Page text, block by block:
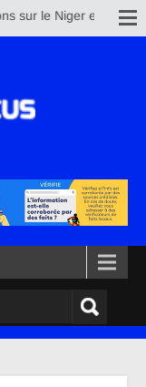
sur le Niger et le